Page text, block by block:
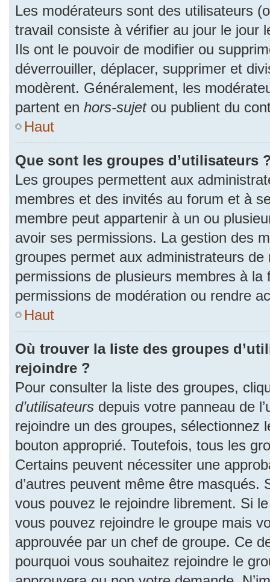
Les modérateurs sont des utilisateurs
travail consiste à vérifier au jour le jour
Ils ont le pouvoir de modifier ou
déverrouiller, déplacer, supprimer et
modèrent. Généralement, les
partent en hors-sujetou publient du
Haut
Que sont les groupes d’utilisateurs
Les groupes permettent aux
membres et des invités au forum et à
membre peut appartenir à un ou
avoir ses permissions. La gestion des
groupes permet aux administrateurs
permissions de plusieurs membres à la
permissions de modération ou rendre
Haut
Où trouver la liste des groupes
rejoindre ?
Pour consulter la liste des groupes,
d’utilisateurs depuis votre panneau de
rejoindre un des groupes, sélectionnez
bouton approprié. Toutefois, tous les
Certains peuvent nécessiter une
d’autres peuvent même être
vous pouvez le rejoindre librement. Si
vous pouvez rejoindre le groupe mais
approuvée par un chef de groupe. Ce
pourquoi vous souhaitez rejoindre le